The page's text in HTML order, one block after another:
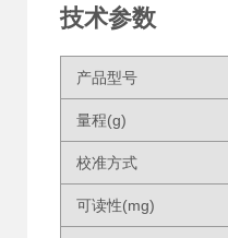
技术参数
产品型号
量程(g)
校准方式
可读性(mg)